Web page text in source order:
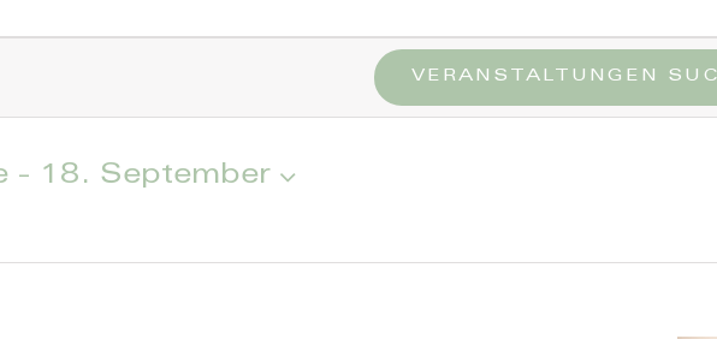
VERANSTALTUNGEN
- 18. September